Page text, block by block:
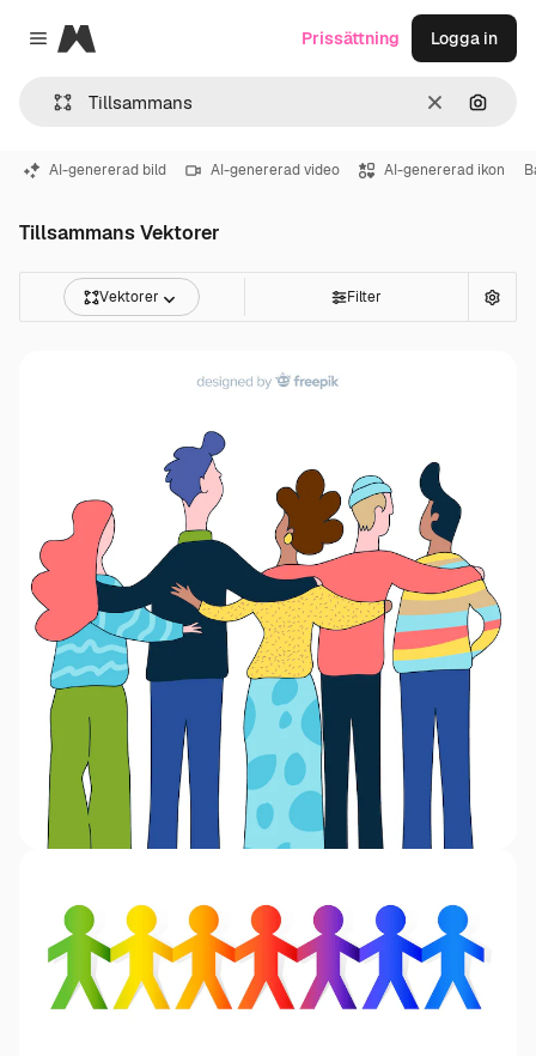
Close menu
Magnific
RensaSök
Prissättning Logga in
AI-genererad bild AI-genererad video AI-genererad ikon
Tillsammans Vektorer
Vektorer Filter